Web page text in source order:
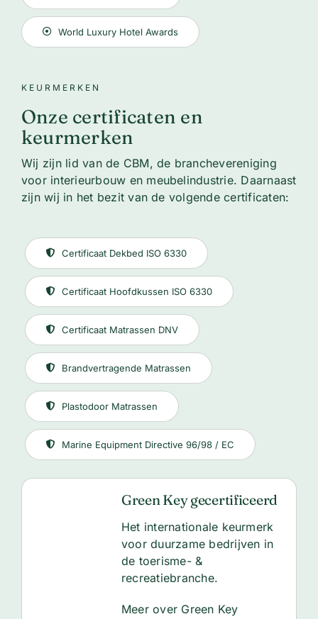
World Luxury Hotel Awards
KEURMERKEN
Onze certificaten en
keurmerken
Wij zijn lid van de CBM, de branchevereniging
voor interieurbouw en meubelindustrie. Daarnaast
zijn wij in het bezit van de volgende certificaten:
Certificaat Dekbed ISO 6330
Certificaat Hoofdkussen ISO 6330
Certificaat Matrassen DNV
Brandvertragende Matrassen
Plastodoor Matrassen
Marine Equipment Directive 96/98 / EC
Green Key gecertificeerd
Het internationale keurmerk
voor duurzame bedrijven in
de toerisme- &
recreatiebranche.
Meer over Green Key